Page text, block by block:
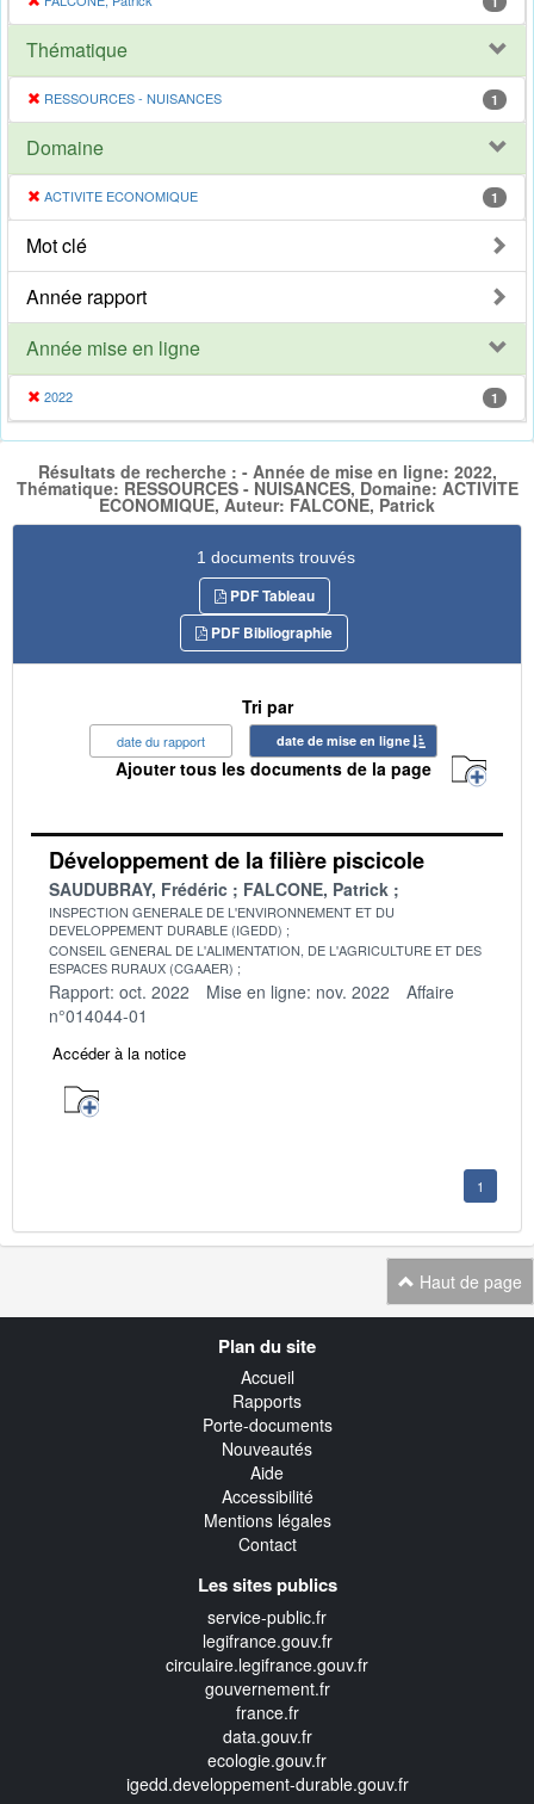
Thématique
RESSOURCES - NUISANCES 1
Domaine
ACTIVITE ECONOMIQUE 1
Mot clé
Année rapport
Année mise en ligne
2022 1
Résultats de recherche : - Année de mise en ligne: 2022,
Thématique: RESSOURCES - NUISANCES, Domaine: ACTIVITE
ECONOMIQUE, Auteur: FALCONE, Patrick
1 documents trouvés
PDF Tableau
PDF Bibliographie
Tri par
date du rapport date de mise en ligne
Ajouter tous les documents de la page
Développement de la filière piscicole
SAUDUBRAY, Frédéric FALCONE, Patrick
INSPECTION GENERALE DE L'ENVIRONNEMENT ET DU
DEVELOPPEMENT DURABLE (IGEDD)
CONSEIL GENERAL DE L'ALIMENTATION, DE L'AGRICULTURE ET DES
ESPACES RURAUX (CGAAER)
Rapport: oct. 2022 Mise en ligne: nov. 2022
Affaire
n°014044-01
Accéder à la notice
1
Haut de page
Plan du site
Accueil
Rapports
Porte-documents
Nouveautés
Aide
Accessibilité
Mentions légales
Contact
Les sites publics
service-public.fr
legifrance.gouv.fr
circulaire.legifrance.gouv.fr
gouvernement.fr
france.fr
data.gouv.fr
ecologie.gouv.fr
igedd.developpement-durable.gouv.fr